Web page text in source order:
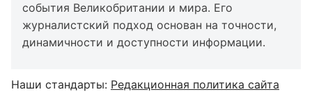
события Великобритании и мира. Его
журналистский подход основан на точности,
динамичности и доступности информации.
Наши стандарты: Редакционная политика сайта